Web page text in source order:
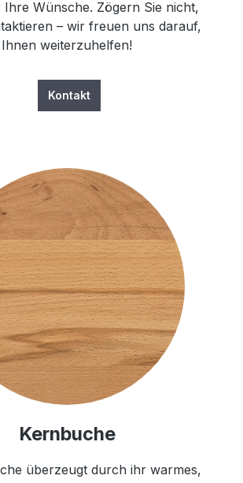
Wünsche. Zögern Sie nicht,
– wir freuen uns darauf,
Ihnen weiterzuhelfen!
Kontakt
Kernbuche
überzeugt durch ihr warmes,